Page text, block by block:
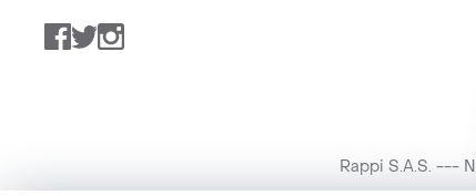
Facebook
TwitterInstagram
Rappi S.A.S. ---